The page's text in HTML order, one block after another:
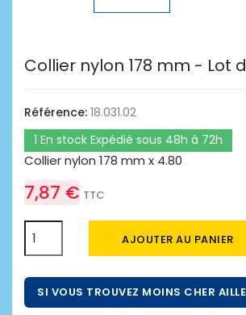
Collier nylon 178 mm - Lot
Référence: 18.031.02
1 En stock Expédié sous 48h à 72h
Collier nylon 178 mm x 4.80
7,87 € TTC
AJOUTER AU PANIER
SI VOUS TROUVEZ MOINS CHER